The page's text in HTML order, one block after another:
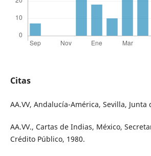
Citas
AA.VV, Andalucía-América, Sevilla, Junta
AA.VV., Cartas de Indias, México,
Crédito Público, 1980.